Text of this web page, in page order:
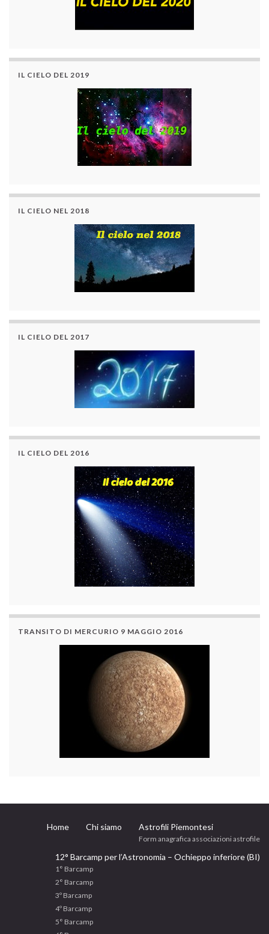
IL CIELO DEL 2019
IL CIELO NEL 2018
IL CIELO DEL 2017
IL CIELO DEL 2016
TRANSITO DI MERCURIO 9 MAGGIO 2016
Home Chi siamo Astrofili Piemontesi
Form anagrafica associazioni astrofile
12° Barcamp per l’Astronomia – Ochieppo inferiore (BI)
1° Barcamp
2° Barcamp
3º Barcamp
4º Barcamp
5° Barcamp